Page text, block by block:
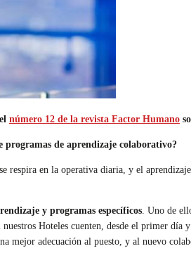
número 12 de la revista Factor Humano
programas de aprendizaje colaborativo?
respira en la operativa diaria, y el
y programas específicos . Uno de
nuestros Hoteles cuenten, desde el primer
mejor adecuación al puesto, y al nuevo